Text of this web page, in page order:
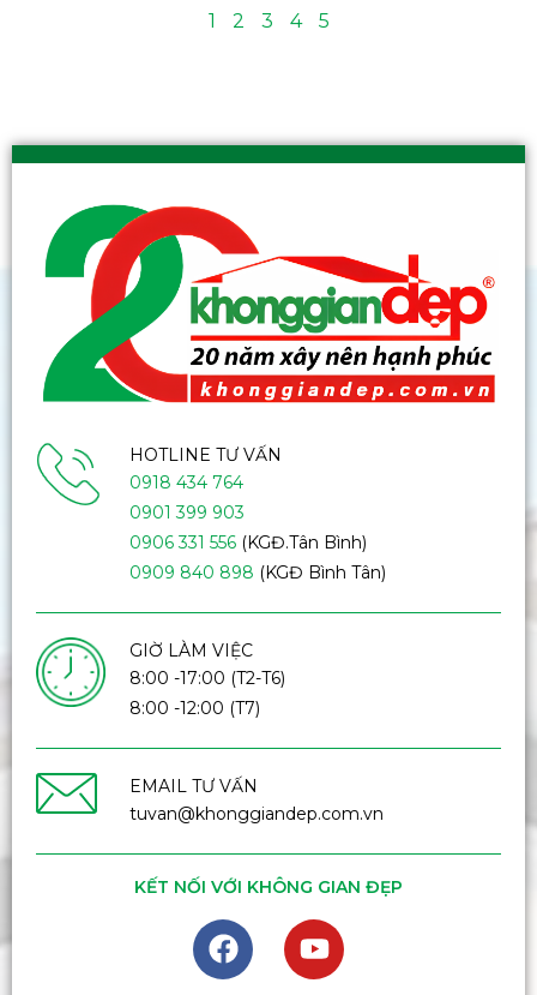
1 2 3 4 5
HOTLINE TƯ VẤN
0918 434 764
0901 399 903
0906 331 556(KGĐ.Tân Bình)
0909 840 898 (KGĐ Bình Tân)
GIỜ LÀM VIỆC
8:00 -17:00 (T2-T6)
8:00 -12:00 (T7)
EMAIL TƯ VẤN
tuvan@khonggiandep.com.vn
KẾT NỐI VỚI KHÔNG GIAN ĐẸP